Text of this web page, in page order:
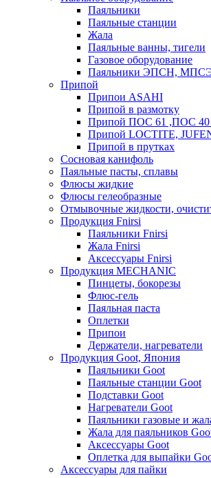
Паяльники
Паяльные станции
Жала
Паяльные ванны, тигели
Газовое оборудование
Паяльники ЭПСН,
Припой
Припои ASAHI
Припой в размотку
Припой ПОС 61 ,ПОС
Припой LOCTITE,
Припой в прутках
Сосновая канифоль
Паяльные пасты, сплавы
Флюсы жидкие
Флюсы гелеобразные
Отмывочные жидкости,
Продукция Fnirsi
Паяльники Fnirsi
Жала Fnirsi
Аксессуары Fnirsi
Продукция MECHANIC
Пинцеты, бокорезы
Флюс-гель
Паяльная паста
Оплетки
Припои
Держатели, нагреватели
Продукция Goot, Япония
Паяльники Goot
Паяльные станции Goot
Подставки Goot
Нагреватели Goot
Паяльники газовые и
Жала для паяльников
Аксессуары Goot
Оплетка для выпайки
Аксессуары для пайки